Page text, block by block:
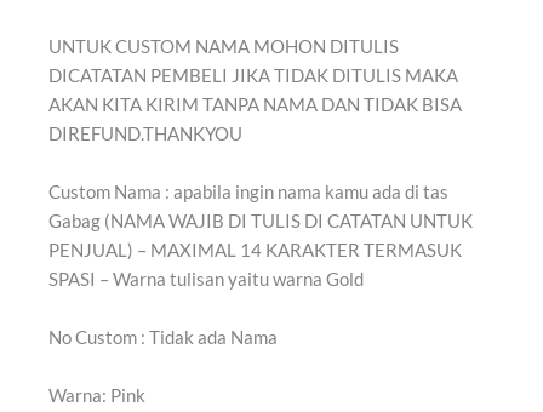
UNTUK CUSTOM NAMA MOHON DITULIS
DICATATAN PEMBELI JIKA TIDAK DITULIS MAKA
AKAN KITA KIRIM TANPA NAMA DAN TIDAK BISA
DIREFUND.THANKYOU
Custom Nama : apabila ingin nama kamu ada di tas
Gabag (NAMA WAJIB DI TULIS DI CATATAN UNTUK
PENJUAL) – MAXIMAL 14 KARAKTER TERMASUK
SPASI – Warna tulisan yaitu warna Gold
No Custom : Tidak ada Nama
Warna: Pink